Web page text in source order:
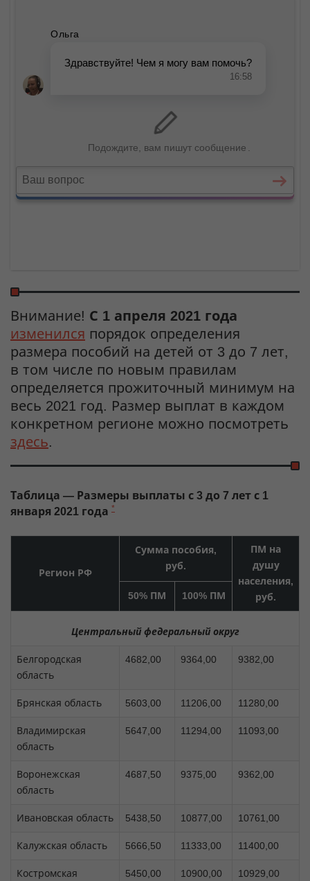
Внимание! С 1 апреля 2021 года
изменился порядок определения
размера пособий на детей от 3 до 7 лет,
в том числе по новым правилам
определяется прожиточный минимум на
весь 2021 год. Размер выплат в каждом
конкретном регионе можно посмотреть
здесь.
Таблица — Размеры выплаты с 3 до 7 лет с 1
января 2021 года *
Регион РФ
Сумма пособия,
руб.
ПМ на
душу
населения,
руб.
50% ПМ 100% ПМ
Центральный федеральный округ
Белгородская
область
4682,00 9364,00 9382,00
Брянская область 5603,00 11206,00 11280,00
Владимирская
область
5647,00 11294,00 11093,00
Воронежская
область
4687,50 9375,00 9362,00
Ивановская область 5438,50 10877,00 10761,00
Калужская область 5666,50 11333,00 11400,00
Костромская
5450,00 10900,00 10929,00